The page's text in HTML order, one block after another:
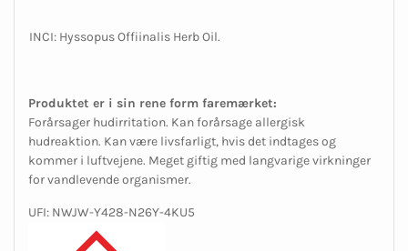
INCI: Hyssopus Offiinalis Herb Oil.
Produktet er i sin rene form faremærket:
Forårsager hudirritation. Kan forårsage allergisk
hudreaktion. Kan være livsfarligt, hvis det indtages og
kommer i luftvejene. Meget giftig med langvarige virkninger
for vandlevende organismer.
UFI: NWJW-Y428-N26Y-4KU5